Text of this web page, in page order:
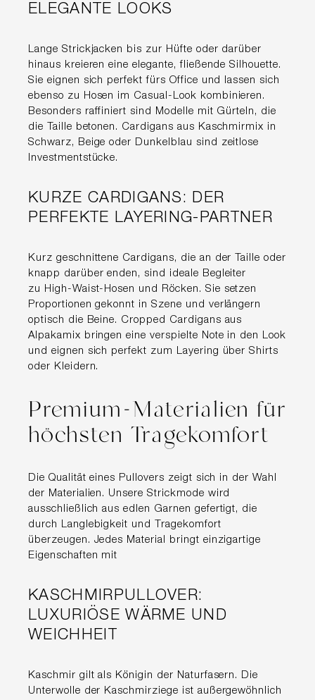
ELEGANTE LOOKS
Lange Strickjacken bis zur Hüfte oder darüber
hinaus kreieren eine elegante, fließende Silhouette.
Sie eignen sich perfekt fürs Office und lassen sich
ebenso zu Hosen im Casual-Look kombinieren.
Besonders raffiniert sind Modelle mit Gürteln, die
die Taille betonen. Cardigans aus Kaschmirmix in
Schwarz, Beige oder Dunkelblau sind zeitlose
Investmentstücke.
KURZE CARDIGANS: DER
PERFEKTE LAYERING-PARTNER
Kurz geschnittene Cardigans, die an der Taille oder
knapp darüber enden, sind ideale Begleiter
zu High-Waist-Hosen und Röcken. Sie setzen
Proportionen gekonnt in Szene und verlängern
optisch die Beine. Cropped Cardigans aus
Alpakamix bringen eine verspielte Note in den Look
und eignen sich perfekt zum Layering über Shirts
oder Kleidern.
Premium-Materialien für
höchsten Tragekomfort
Die Qualität eines Pullovers zeigt sich in der Wahl
der Materialien. Unsere Strickmode wird
ausschließlich aus edlen Garnen gefertigt, die
durch Langlebigkeit und Tragekomfort
überzeugen. Jedes Material bringt einzigartige
Eigenschaften mit
KASCHMIRPULLOVER:
LUXURIÖSE WÄRME UND
WEICHHEIT
Kaschmir gilt als Königin der Naturfasern. Die
Unterwolle der Kaschmirziege ist außergewöhnlich